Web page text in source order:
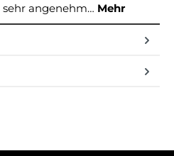
angenehm… Mehr